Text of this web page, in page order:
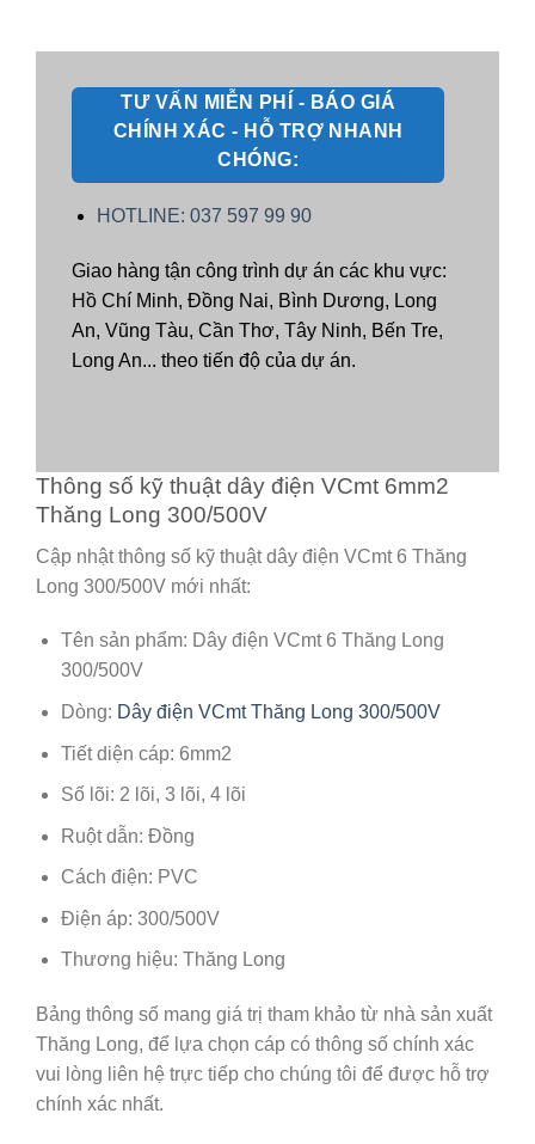
TƯ VẤN MIỄN PHÍ - BÁO GIÁ
CHÍNH XÁC - HỖ TRỢ NHANH
CHÓNG:
HOTLINE: 037 597 99 90
Giao hàng tận công trình dự án các khu vực:
Hồ Chí Minh, Đồng Nai, Bình Dương, Long
An, Vũng Tàu, Cần Thơ, Tây Ninh, Bến Tre,
Long An... theo tiến độ của dự án.
Thông số kỹ thuật dây điện VCmt 6mm2
Thăng Long 300/500V
Cập nhật thông số kỹ thuật dây điện VCmt 6 Thăng
Long 300/500V mới nhất:
Tên sản phẩm: Dây điện VCmt 6 Thăng Long
300/500V
Dòng: Dây điện VCmt Thăng Long 300/500V
Tiết diện cáp: 6mm2
Số lõi: 2 lõi, 3 lõi, 4 lõi
Ruột dẫn: Đồng
Cách điện: PVC
Điện áp: 300/500V
Thương hiệu: Thăng Long
Bảng thông số mang giá trị tham khảo từ nhà sản xuất
Thăng Long, để lựa chọn cáp có thông số chính xác
vui lòng liên hệ trực tiếp cho chúng tôi để được hỗ trợ
chính xác nhất.